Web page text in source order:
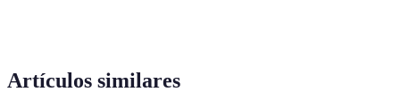
Artículos similares